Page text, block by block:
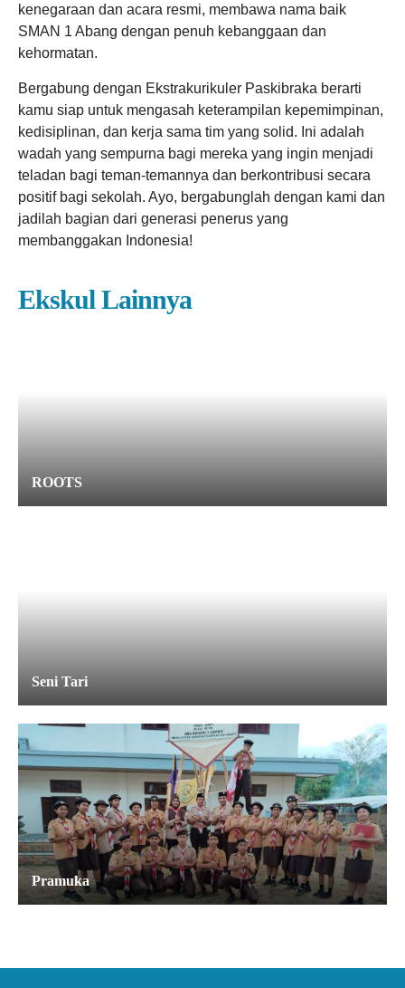
kenegaraan dan acara resmi, membawa nama baik
SMAN 1 Abang dengan penuh kebanggaan dan
kehormatan.
Bergabung dengan Ekstrakurikuler Paskibraka berarti
kamu siap untuk mengasah keterampilan kepemimpinan,
kedisiplinan, dan kerja sama tim yang solid. Ini adalah
wadah yang sempurna bagi mereka yang ingin menjadi
teladan bagi teman-temannya dan berkontribusi secara
positif bagi sekolah. Ayo, bergabunglah dengan kami dan
jadilah bagian dari generasi penerus yang
membanggakan Indonesia!
Ekskul Lainnya
ROOTS
Seni Tari
Pramuka